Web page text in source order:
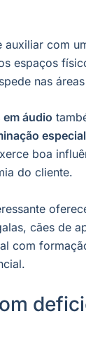
auxiliar com
espaços
nas
áudio
especial
boa
do cliente.
cães de
com